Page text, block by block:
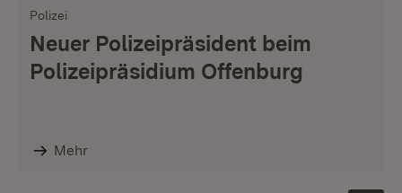
Polizei
Neuer Polizeipräsident beim
Polizeipräsidium Offenburg
Mehr